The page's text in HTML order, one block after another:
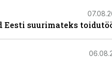
Eesti suurimateks